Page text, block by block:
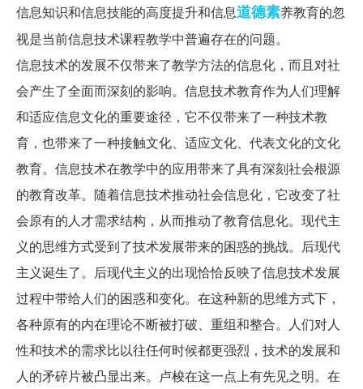
信息知识和信息技能的高度提升和信息道德素养教育的忽
视是当前信息技术课程教学中普遍存在的问题。
信息技术的发展不仅带来了教学方法的信息化，而且对社
会产生了全面而深刻的影响。信息技术教育作为人们理解
和适应信息文化的重要途径，它不仅带来了一种技术教
育，也带来了一种接触文化、适应文化、代表文化的文化
教育。信息技术在教学中的应用带来了具有深刻社会根源
的教育改革。随着信息技术推动社会信息化，它改变了社
会原有的人才需求结构，从而推动了教育信息化。现代主
义的思维方式受到了技术发展带来的困惑的挑战。后现代
主义诞生了。后现代主义的出现恰恰反映了信息技术发展
过程中带给人们的困惑和变化。在这种新的思维方式下，
各种原有的内在理论不断被打破、重组和整合。人们对人
性和技术的需求比以往任何时候都更强烈，技术的发展和
人的矛碎片被凸显出来。卢梭在这一点上有先见之明。在